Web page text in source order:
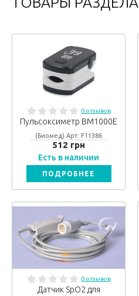
0 отзывов
Пульсоксиметр BM1000E
(Биомед) Арт: F11386
512 грн
Есть в наличии
ПОДРОБНЕЕ
0 отзывов
Датчик SpO2 для